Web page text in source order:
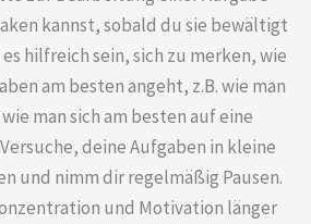
kannst, sobald du sie bewältigt
hilfreich sein, sich zu merken, wie
am besten angeht, z.B. wie man
man sich am besten auf eine
deine Aufgaben in kleine
und nimm dir regelmäßig Pausen.
und Motivation länger